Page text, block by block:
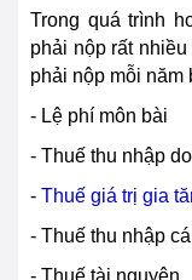
Trong quá trình
phải nộp rất
phải nộp mỗi năm
- Lệ phí môn bài
- Thuế thu nhập
- Thuế giá trị gia
- Thuế thu nhập
- Thuế tài nguyên